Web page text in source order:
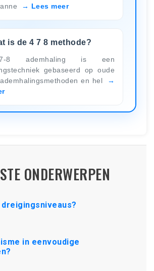
Lees meer
is de 4 7 8 methode?
8 ademhaling is een
gebaseerd op oude
en hel
ONDERWERPEN
dreigingsniveaus?
in eenvoudige